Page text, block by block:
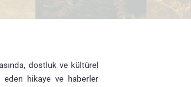
dostluk ve kültürel
eden hikaye ve haberler